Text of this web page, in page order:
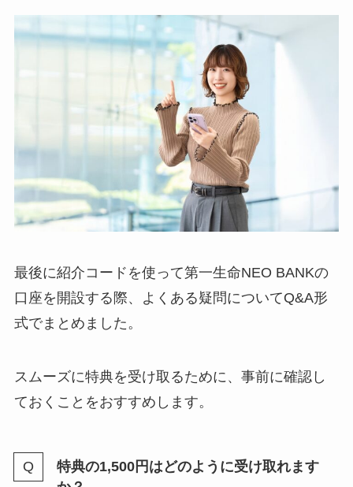
最後に紹介コードを使って第一生命NEO BANKの
口座を開設する際、よくある疑問についてQ&A形
式でまとめました。
スムーズに特典を受け取るために、事前に確認し
ておくことをおすすめします。
特典の1,500円はどのように受け取れます